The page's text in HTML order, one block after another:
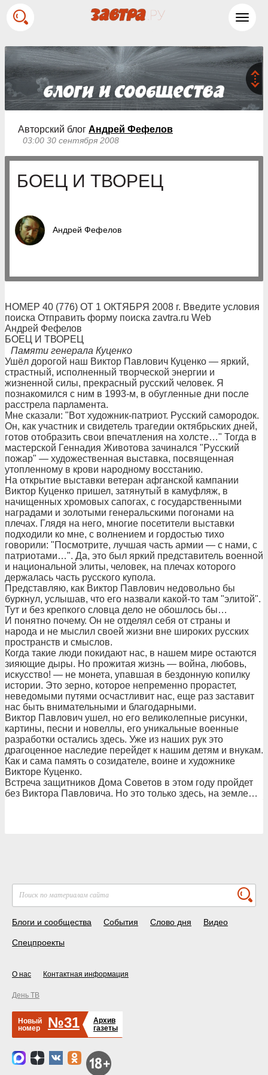
Авторский блог Андрей Фефелов
03:00 30 сентября 2008
БОЕЦ И ТВОРЕЦ
Андрей Фефелов
НОМЕР 40 (776) ОТ 1 ОКТЯБРЯ 2008 г. Введите условия
поиска Отправить форму поиска zavtra.ru Web
Андрей Фефелов
БОЕЦ И ТВОРЕЦ
Памяти генерала Куценко
Ушёл дорогой наш Виктор Павлович Куценко — яркий,
страстный, исполненный творческой энергии и
жизненной силы, прекрасный русский человек. Я
познакомился с ним в 1993-м, в обугленные дни после
расстрела парламента.
Мне сказали: "Вот художник-патриот. Русский самородок.
Он, как участник и свидетель трагедии октябрьских дней,
готов отобразить свои впечатления на холсте…" Тогда в
мастерской Геннадия Животова зачинался "Русский
пожар" — художественная выставка, посвященная
утопленному в крови народному восстанию.
На открытие выставки ветеран афганской кампании
Виктор Куценко пришел, затянутый в камуфляж, в
начищенных хромовых сапогах, с государственными
наградами и золотыми генеральскими погонами на
плечах. Глядя на него, многие посетители выставки
подходили ко мне, с волнением и гордостью тихо
говорили: "Посмотрите, лучшая часть армии — с нами, с
патриотами…". Да, это был яркий представитель военной
и национальной элиты, человек, на плечах которого
держалась часть русского купола.
Представляю, как Виктор Павлович недовольно бы
буркнул, услышав, что его назвали какой-то там "элитой".
Тут и без крепкого словца дело не обошлось бы…
И понятно почему. Он не отделял себя от страны и
народа и не мыслил своей жизни вне широких русских
пространств и смыслов.
Когда такие люди покидают нас, в нашем мире остаются
зияющие дыры. Но прожитая жизнь — война, любовь,
искусство! — не монета, упавшая в бездонную копилку
истории. Это зерно, которое непременно прорастет,
неведомыми путями осчастливит нас, еще раз заставит
нас быть внимательными и благодарными.
Виктор Павлович ушел, но его великолепные рисунки,
картины, песни и новеллы, его уникальные военные
разработки остались здесь. Уже из наших рук это
драгоценное наследие перейдет к нашим детям и внукам.
Как и сама память о созидателе, воине и художнике
Викторе Куценко.
Встреча защитников Дома Советов в этом году пройдет
без Виктора Павловича. Но это только здесь, на земле…
Блоги и сообщества События Слово дня Видео
Спецпроекты
О нас Контактная информация
День ТВ
Новый
номер
№31
Архив
газеты